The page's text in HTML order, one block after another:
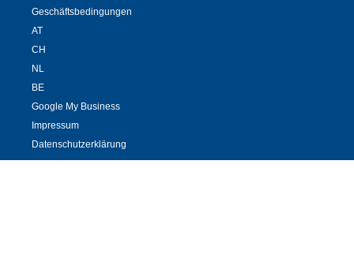
Geschäftsbedingungen
AT
CH
NL
BE
Google My Business
Impressum
Datenschutzerklärung